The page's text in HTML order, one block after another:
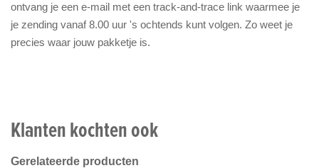
ontvang je een e-mail met een track-and-trace link waarmee je
je zending vanaf 8.00 uur 's ochtends kunt volgen. Zo weet je
precies waar jouw pakketje is.
Klanten kochten ook
Gerelateerde producten